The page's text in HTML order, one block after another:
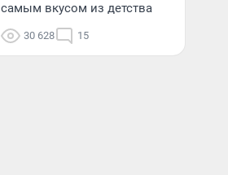
самым вкусом из детства
30 628 15